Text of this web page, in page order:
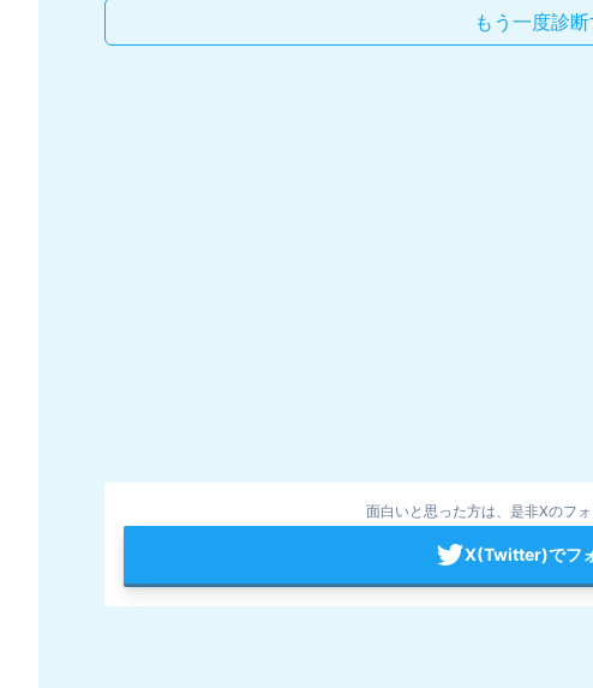
もう一度診
面白いと思った方は、是非Xのフ
X(Twitter)でフ